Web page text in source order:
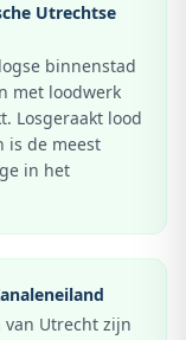
Utrechtse
binnenstad
met loodwerk
Losgeraakt lood
is de meest
in het
Utrecht zijn